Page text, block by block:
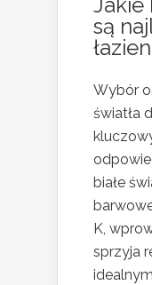
są
Wybór
światła
białe
K,
sprzyja